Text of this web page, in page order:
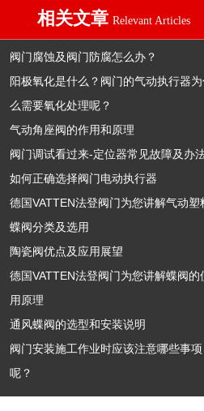
相关文章 Relevant Articles
阀门腐蚀及阀门防腐怎么办？
阳极氧化是什么？阀门的气动执行器
么需要氧化处理呢？
气动角座阀的作用和原理
阀门调试看过来-定位器常见故障及办
如何正确选择阀门电动执行器
德国VATTEN法登阀门为您讲解气动塑
蝶阀分类及选用
陶瓷阀优点及应用展望
德国VATTEN法登阀门为您讲解蝶阀的
用原理
通风蝶阀的选型和安装说明
阀门安装施工作业时应该注意哪些事项
呢？